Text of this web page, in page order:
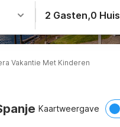
2 Gasten,0
Vakantie Met Kinderen
Kaartweergave